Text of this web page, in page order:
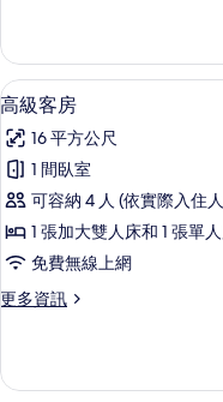
有
相
片
雙
人
房
詳
情
顯
示
高
級
客
房
所
相
4
高級客房
16 平方公尺
1 間臥室
可容納 4 人 (依實際入住
1 張加大雙人床和 1 張單
免費無線上網
更多資訊
更
客